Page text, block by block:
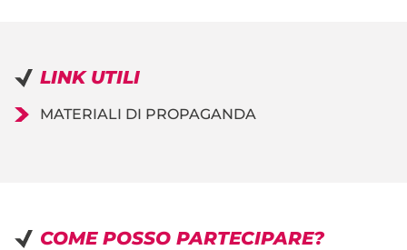
LINK UTILI
MATERIALI DI PROPAGANDA
COME POSSO PARTECIPARE?